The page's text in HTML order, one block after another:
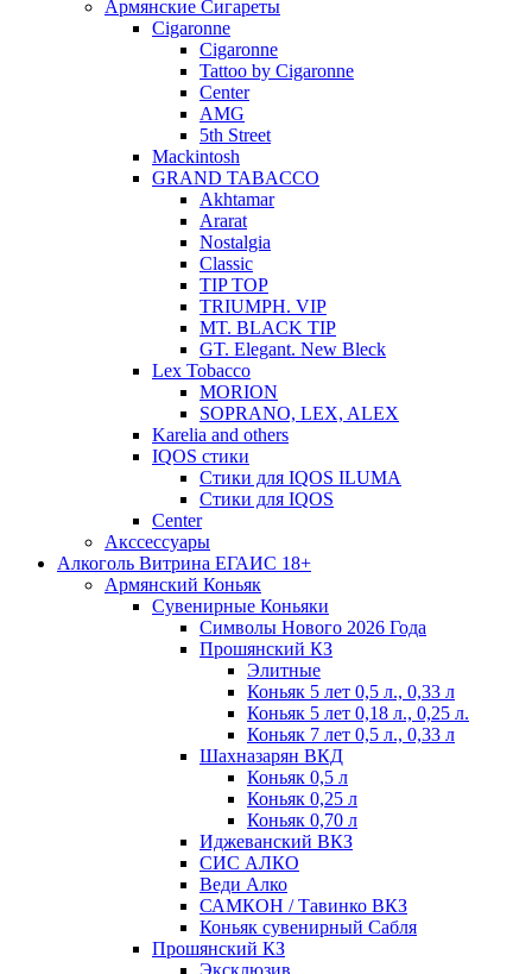
Армянские Сигареты
Cigaronne
Cigaronne
Tattoo by Cigaronne
Center
AMG
5th Street
Mackintosh
GRAND TABACCO
Akhtamar
Ararat
Nostalgia
Classic
TIP TOP
TRIUMPH. VIP
MT. BLACK TIP
GT. Elegant. New Bleck
Lex Tobacco
MORION
SOPRANO, LEX, ALEX
Karelia and others
IQOS стики
Стики для IQOS ILUMA
Стики для IQOS
Сenter
Акссессуары
Алкоголь Витрина ЕГАИС 18+
Армянский Коньяк
Сувенирные Коньяки
Символы Нового 2026 Года
Прошянский КЗ
Элитные
Коньяк 5 лет 0,5 л., 0,33 л
Коньяк 5 лет 0,18 л., 0,25 л.
Коньяк 7 лет 0,5 л., 0,33 л
Шахназарян ВКД
Коньяк 0,5 л
Коньяк 0,25 л
Коньяк 0,70 л
Иджеванский ВКЗ
СИС АЛКО
Веди Алко
САМКОН / Тавинко ВКЗ
Коньяк сувенирный Сабля
Прошянский КЗ
Эксклюзив